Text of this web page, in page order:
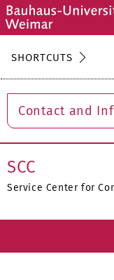
SHORTCUTS
Contact and
SCC
Service Center for